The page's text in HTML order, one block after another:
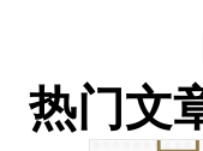
热门文